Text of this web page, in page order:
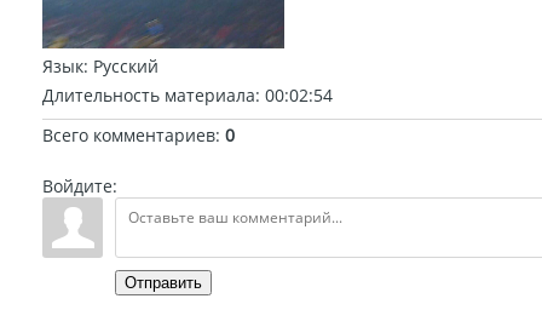
Язык: Русский
Длительность материала: 00:02:54
Всего комментариев: 0
Войдите:
Отправить